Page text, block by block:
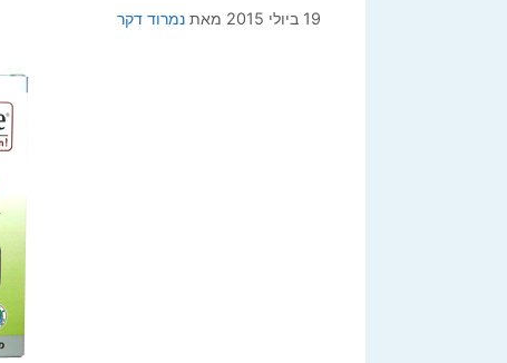
19 ביולי 2015 מאת נמרוד דקר